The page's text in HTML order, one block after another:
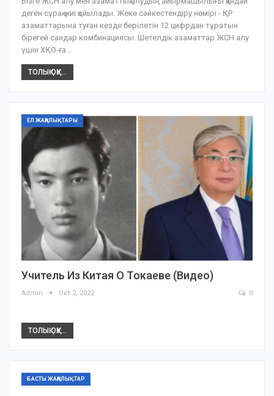
деген сұрақ жиі қойылады. Жеке сәйкестендіру нөмірі - ҚР
азаматтарына туған кезде берілетін 12 цифрдан тұратын
бірегей сандар комбинациясы. Шетелдік азаматтар ЖСН алу
үшін ХҚО-ға…
ТОЛЫҚ ОҚУ...
ЕЛ ЖАҢАЛЫҚТАРЫ
Учитель Из Китая О Токаеве (видео)
Admin Окт 2, 2022 0
ТОЛЫҚ ОҚУ...
БАСТЫ ЖАҢАЛЫҚТАР